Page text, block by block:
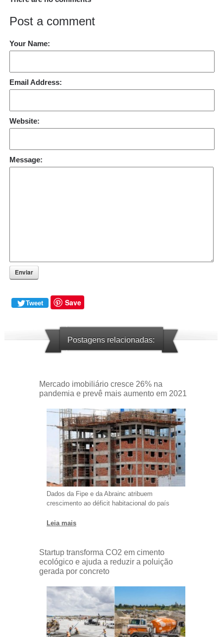
Post a comment
Your Name:
Email Address:
Website:
Message:
Enviar
Tweet Save
Postagens relacionadas:
Mercado imobiliário cresce 26% na
pandemia e prevê mais aumento em 2021
Dados da Fipe e da Abrainc atribuem
crescimento ao déficit habitacional do país
Leia mais
Startup transforma CO2 em cimento
ecológico e ajuda a reduzir a poluição
gerada por concreto